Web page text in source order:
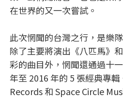
在世界的又一次嘗試。
此次惘聞的台灣之行，是樂
除了主要將演出《八匹馬》
彩的曲目外，惘聞還通過十
年至 2016 年的 5 張經典專
Records 和 Space Circle